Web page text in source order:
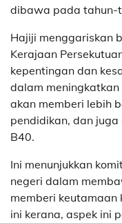
dibawa pada tahun-
Hajiji menggariskan
Kerajaan
kepentingan dan
dalam
akan memberi lebih
pendidikan, dan
B40.
Ini menunjukkan
negeri dalam
memberi keutamaan
ini kerana, aspek ini